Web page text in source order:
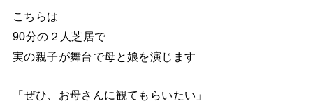
こちらは
90分の２人芝居で
実の親子が舞台で母と娘を演じます
「ぜひ、お母さんに観てもらいたい」